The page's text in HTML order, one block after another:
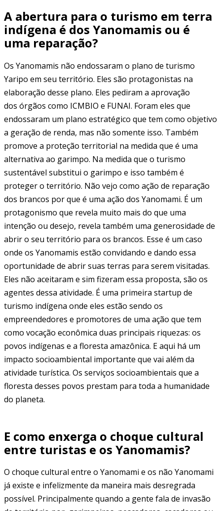
A abertura para o turismo em terra
indígena é dos Yanomamis ou é
uma reparação?
Os Yanomamis não endossaram o plano de turismo
Yaripo em seu território. Eles são protagonistas na
elaboração desse plano. Eles pediram a aprovação
dos órgãos como ICMBIO e FUNAI. Foram eles que
endossaram um plano estratégico que tem como objetivo
a geração de renda, mas não somente isso. Também
promove a proteção territorial na medida que é uma
alternativa ao garimpo. Na medida que o turismo
sustentável substitui o garimpo e isso também é
proteger o território. Não vejo como ação de reparação
dos brancos por que é uma ação dos Yanomami. É um
protagonismo que revela muito mais do que uma
intenção ou desejo, revela também uma generosidade de
abrir o seu território para os brancos. Esse é um caso
onde os Yanomamis estão convidando e dando essa
oportunidade de abrir suas terras para serem visitadas.
Eles não aceitaram e sim fizeram essa proposta, são os
agentes dessa atividade. É uma primeira startup de
turismo indígena onde eles estão sendo os
empreendedores e promotores de uma ação que tem
como vocação econômica duas principais riquezas: os
povos indígenas e a floresta amazônica. E aqui há um
impacto socioambiental importante que vai além da
atividade turística. Os serviços socioambientais que a
floresta desses povos prestam para toda a humanidade
do planeta.
E como enxerga o choque cultural
entre turistas e os Yanomamis?
O choque cultural entre o Yanomami e os não Yanomami
já existe e infelizmente da maneira mais desregrada
possível. Principalmente quando a gente fala de invasão